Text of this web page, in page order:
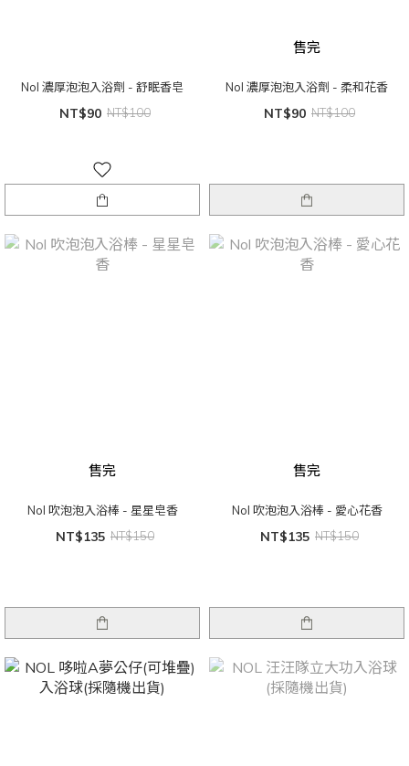
Nol 濃厚泡泡入浴劑 - 舒眠香皂
NT$90 NT$100
售完
Nol 濃厚泡泡入浴劑 - 柔和花香
NT$90 NT$100
售完
Nol 吹泡泡入浴棒 - 星星皂香
NT$135 NT$150
售完
Nol 吹泡泡入浴棒 - 愛心花香
NT$135 NT$150